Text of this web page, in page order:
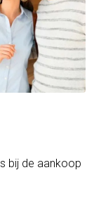
bij de aankoop